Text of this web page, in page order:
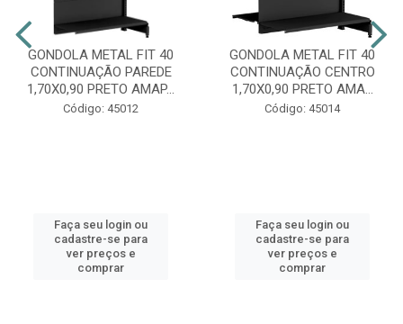
GONDOLA METAL FIT 40
CONTINUAÇÃO PAREDE
1,70X0,90 PRETO AMAP...
Código: 45012
Faça seu login ou
cadastre-se para
ver preços e
comprar
GONDOLA METAL FIT 40
CONTINUAÇÃO CENTRO
1,70X0,90 PRETO AMA...
Código: 45014
Faça seu login ou
cadastre-se para
ver preços e
comprar